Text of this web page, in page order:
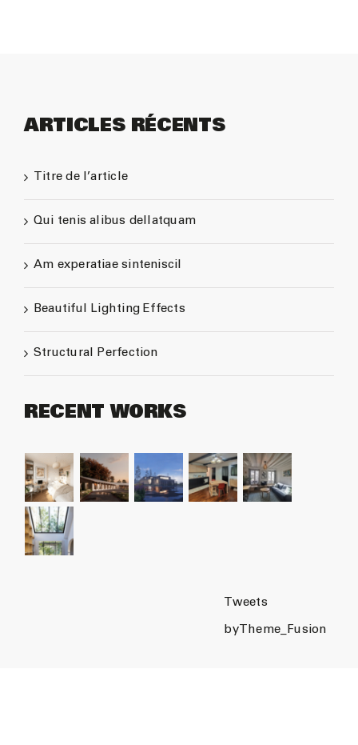
ARTICLES RÉCENTS
Titre de l’article
Qui tenis alibus dellatquam
Am experatiae sinteniscil
Beautiful Lighting Effects
Structural Perfection
RECENT WORKS
Tweets
byTheme_Fusion